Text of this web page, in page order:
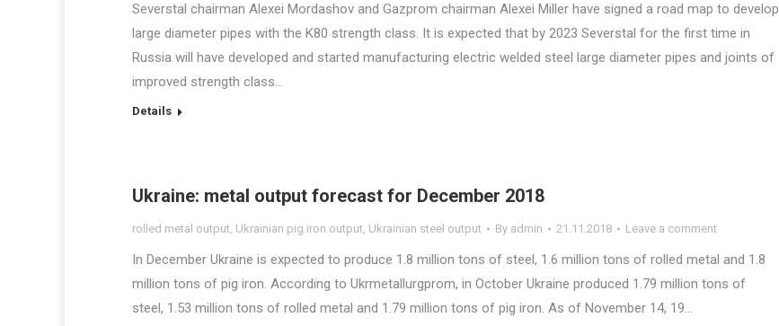
Severstal chairman Alexei Mordashov and Gazprom chairman Alexei Miller have signed a road map to develop
large diameter pipes with the K80 strength class. It is expected that by 2023 Severstal for the first time in
Russia will have developed and started manufacturing electric welded steel large diameter pipes and joints of
improved strength class…
Details
Ukraine: metal output forecast for December 2018
rolled metal output, Ukrainian pig iron output, Ukrainian steel output By admin 21.11.2018 Leave a comment
In December Ukraine is expected to produce 1.8 million tons of steel, 1.6 million tons of rolled metal and 1.8
million tons of pig iron. According to Ukrmetallurgprom, in October Ukraine produced 1.79 million tons of
steel, 1.53 million tons of rolled metal and 1.79 million tons of pig iron. As of November 14, 19…